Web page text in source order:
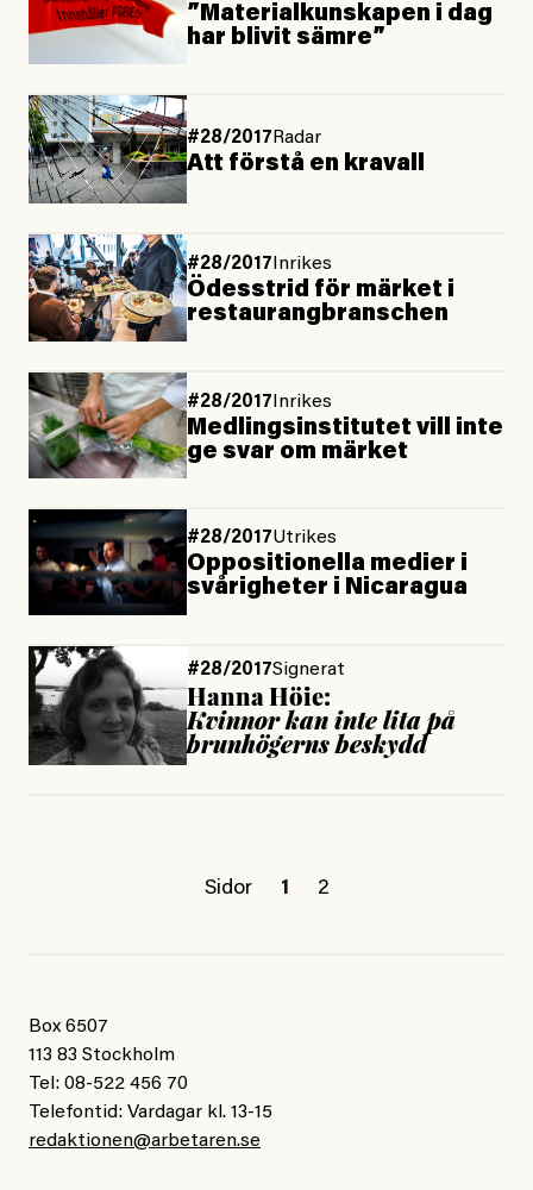
”Materialkunskapen i dag
har blivit sämre”
#28/2017 Radar
Att förstå en kravall
#28/2017 Inrikes
Ödesstrid för märket i
restaurangbranschen
#28/2017 Inrikes
Medlingsinstitutet vill inte
ge svar om märket
#28/2017Utrikes
Oppositionella medier i
svårigheter i Nicaragua
#28/2017Signerat
Hanna Höie:
Kvinnor kan inte lita på
brunhögerns beskydd
Sidor 1 2
Box 6507
113 83 Stockholm
Tel: 08-522 456 70
Telefontid: Vardagar kl. 13-15
redaktionen@arbetaren.se